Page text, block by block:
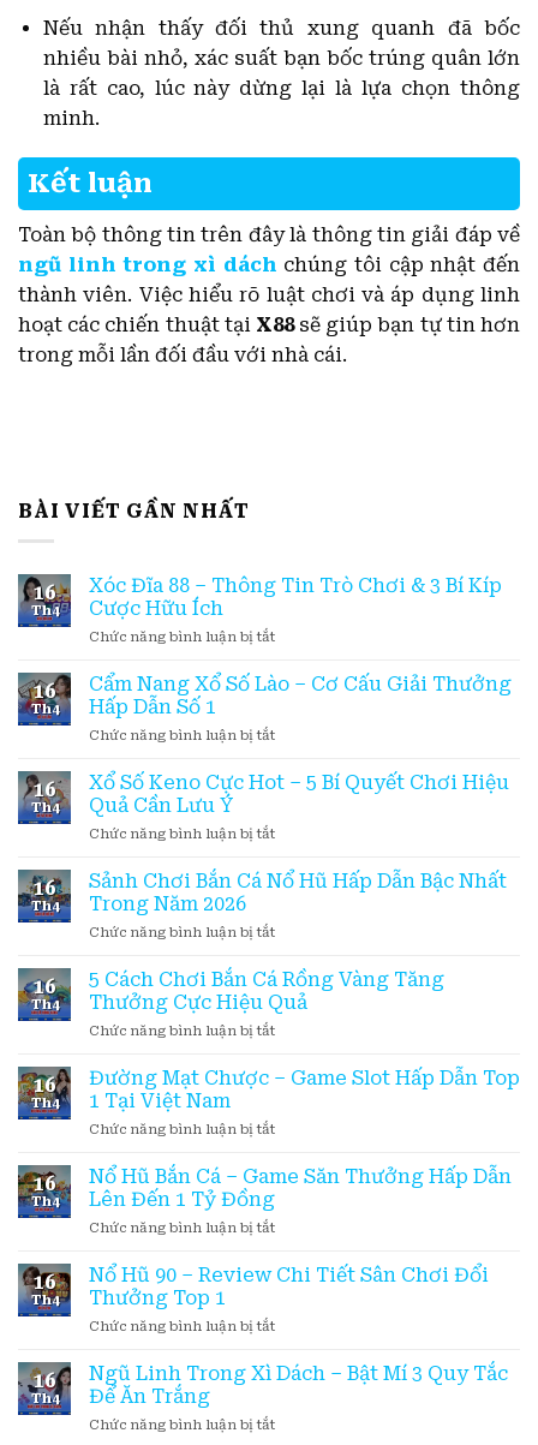
Nếu nhận thấy đối thủ xung quanh đã bốc
nhiều bài nhỏ, xác suất bạn bốc trúng quân lớn
là rất cao, lúc này dừng lại là lựa chọn thông
minh.
Kết luận
Toàn bộ thông tin trên đây là thông tin giải đáp về
ngũ linh trong xì dách chúng tôi cập nhật đến
thành viên. Việc hiểu rõ luật chơi và áp dụng linh
hoạt các chiến thuật tại X88sẽ giúp bạn tự tin hơn
trong mỗi lần đối đầu với nhà cái.
BÀI VIẾT GẦN NHẤT
16
Th4
Xóc Đĩa 88 – Thông Tin Trò Chơi & 3 Bí Kíp
Cược Hữu Ích
Chức năng bình luận bị tắtở
Đĩa
Thông
Trò
3
Kíp
Ích
16
Th4
Cẩm Nang Xổ Số Lào – Cơ Cấu Giải Thưởng
Hấp Dẫn Số 1
Chức năng bình luận bị tắtở
Nang
Lào
Cơ
Thưởng
Dẫn
Số
16
Th4
Xổ Số Keno Cực Hot – 5 Bí Quyết Chơi Hiệu
Quả Cần Lưu Ý
Chức năng bình luận bị tắtở
Số
Keno
Hot
5
Bí
Quyết
Chơi
Quả
Ý
16
Th4
Sảnh Chơi Bắn Cá Nổ Hũ Hấp Dẫn Bậc Nhất
Trong Năm 2026
Chức năng bình luận bị tắtở
Chơi
Bắn
Cá
Nổ
Hấp
Nhất
Năm
2026
16
Th4
5 Cách Chơi Bắn Cá Rồng Vàng Tăng
Thưởng Cực Hiệu Quả
Chức năng bình luận bị tắtở
Cách
Cá
Vàng
Tăng
Cực
Quả
16
Th4
Đường Mạt Chược – Game Slot Hấp Dẫn Top
1 Tại Việt Nam
Chức năng bình luận bị tắtở
Mạt
Game
Hấp
1
Việt
16
Th4
Nổ Hũ Bắn Cá – Game Săn Thưởng Hấp Dẫn
Lên Đến 1 Tỷ Đồng
Chức năng bình luận bị tắtở
Hũ
–
Săn
Dẫn
16
Th4
Nổ Hũ 90 – Review Chi Tiết Sân Chơi Đổi
Thưởng Top 1
Chức năng bình luận bị tắtở
Hũ
Review
16
Th4
Ngũ Linh Trong Xì Dách – Bật Mí 3 Quy Tắc
Để Ăn Trắng
Chức năng bình luận bị tắtở